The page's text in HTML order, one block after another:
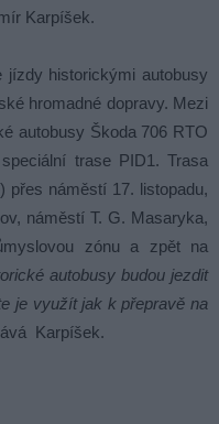
Karpíšek.
jízdy historickými autobusy
hromadné dopravy. Mezi
autobusy Škoda 706 RTO
trase PID1. Trasa
přes náměstí 17. listopadu,
náměstí T. G. Masaryka,
zónu a zpět na
autobusy budou jezdit
je využít jak k přepravě na
Karpíšek.